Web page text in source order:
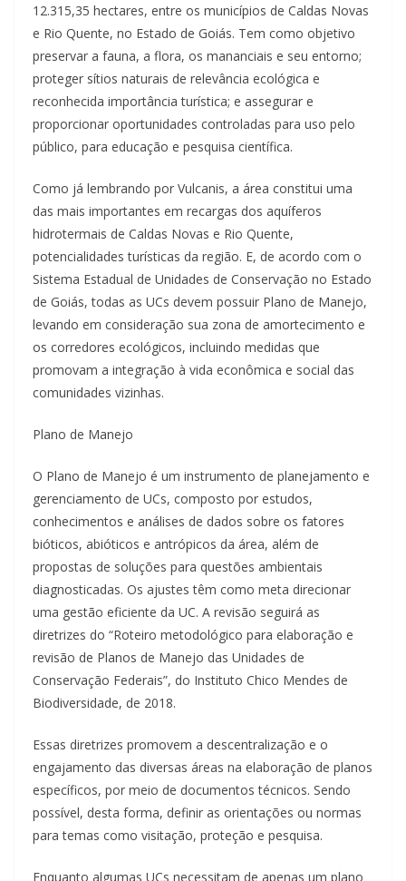
12.315,35 hectares, entre os municípios de Caldas Novas
e Rio Quente, no Estado de Goiás. Tem como objetivo
preservar a fauna, a flora, os mananciais e seu entorno;
proteger sítios naturais de relevância ecológica e
reconhecida importância turística; e assegurar e
proporcionar oportunidades controladas para uso pelo
público, para educação e pesquisa científica.
Como já lembrando por Vulcanis, a área constitui uma
das mais importantes em recargas dos aquíferos
hidrotermais de Caldas Novas e Rio Quente,
potencialidades turísticas da região. E, de acordo com o
Sistema Estadual de Unidades de Conservação no Estado
de Goiás, todas as UCs devem possuir Plano de Manejo,
levando em consideração sua zona de amortecimento e
os corredores ecológicos, incluindo medidas que
promovam a integração à vida econômica e social das
comunidades vizinhas.
Plano de Manejo
O Plano de Manejo é um instrumento de planejamento e
gerenciamento de UCs, composto por estudos,
conhecimentos e análises de dados sobre os fatores
bióticos, abióticos e antrópicos da área, além de
propostas de soluções para questões ambientais
diagnosticadas. Os ajustes têm como meta direcionar
uma gestão eficiente da UC. A revisão seguirá as
diretrizes do “Roteiro metodológico para elaboração e
revisão de Planos de Manejo das Unidades de
Conservação Federais”, do Instituto Chico Mendes de
Biodiversidade, de 2018.
Essas diretrizes promovem a descentralização e o
engajamento das diversas áreas na elaboração de planos
específicos, por meio de documentos técnicos. Sendo
possível, desta forma, definir as orientações ou normas
para temas como visitação, proteção e pesquisa.
Enquanto algumas UCs necessitam de apenas um plano